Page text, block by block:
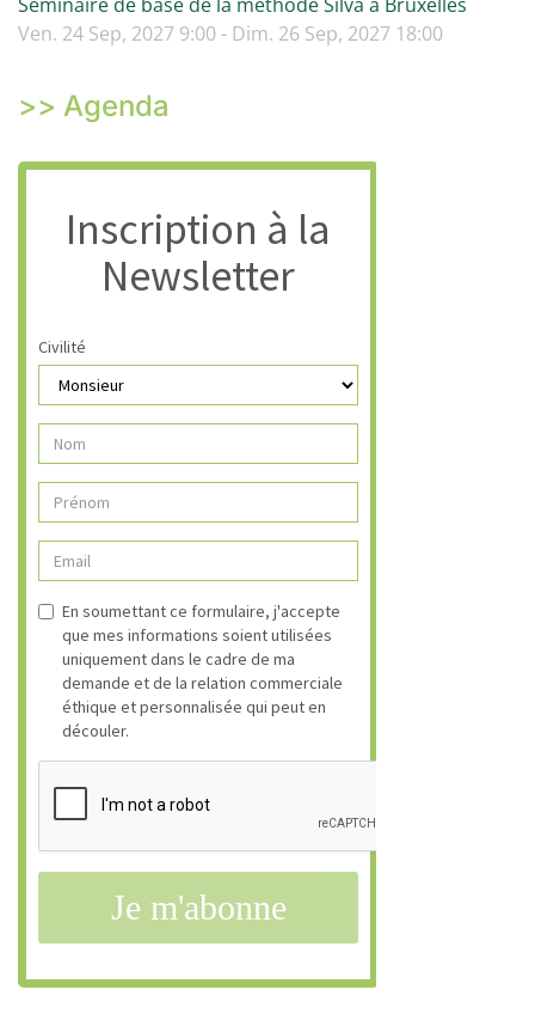
Ven. 24 Sep, 2027 9:00 - Dim. 26 Sep, 2027 18:00
>> Agenda